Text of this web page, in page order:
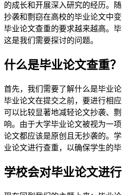
的成长和开展深入研究的经历。
抄袭和剽窃在高校的毕业论文中
毕业论文查重的要求越来越高。
这是我们需要探讨的问题。
什么是毕业论文查重？
首先，我们需要了解什么是毕业
毕业论文在提交之前，要进行相
可以比较显著地减轻论文抄袭、
响。由于大学毕业论文被视为一
论文都应该是原创且无抄袭的。
业论文进行查重，以确保学生的
学校会对毕业论文进行